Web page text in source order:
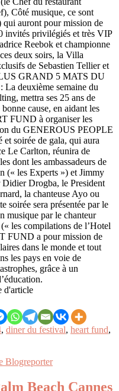
Côté musique, ce sont
qui auront pour mission de
invités privilégiés et très VIP
Reebok et championne
deux soirs, la Villa
de Sebastien Tellier et
GRAND 5 MATS DU
deuxième semaine du
mettra ses 25 ans de
cause, en aidant les
FUND à organiser les
du GENEROUS PEOPLE
soirée de gala, qui aura
Le Carlton, réunira de
dont les ambassadeurs de
(« les Experts ») et Jimmy
Drogba, le President
la chanteuse Ayo ou
soirée sera présentée par le
musique par le chanteur
les compilations de l’Hotel
FUND a pour mission de
dans le monde et tout
les pays en voie de
grâce à un
d'article
, diner du festival, heart fund,
Blogreporter
Beach Cannes